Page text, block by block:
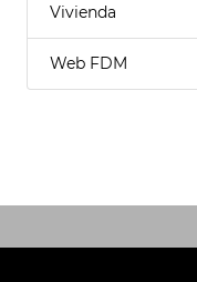
Vivienda
Web FDM